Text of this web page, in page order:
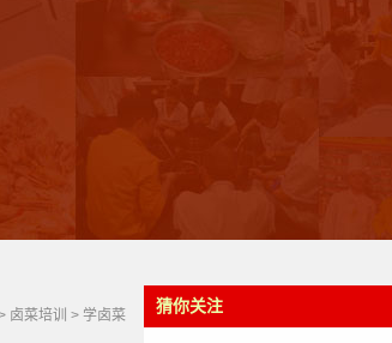
猜你关注
卤菜培训 > 学卤菜